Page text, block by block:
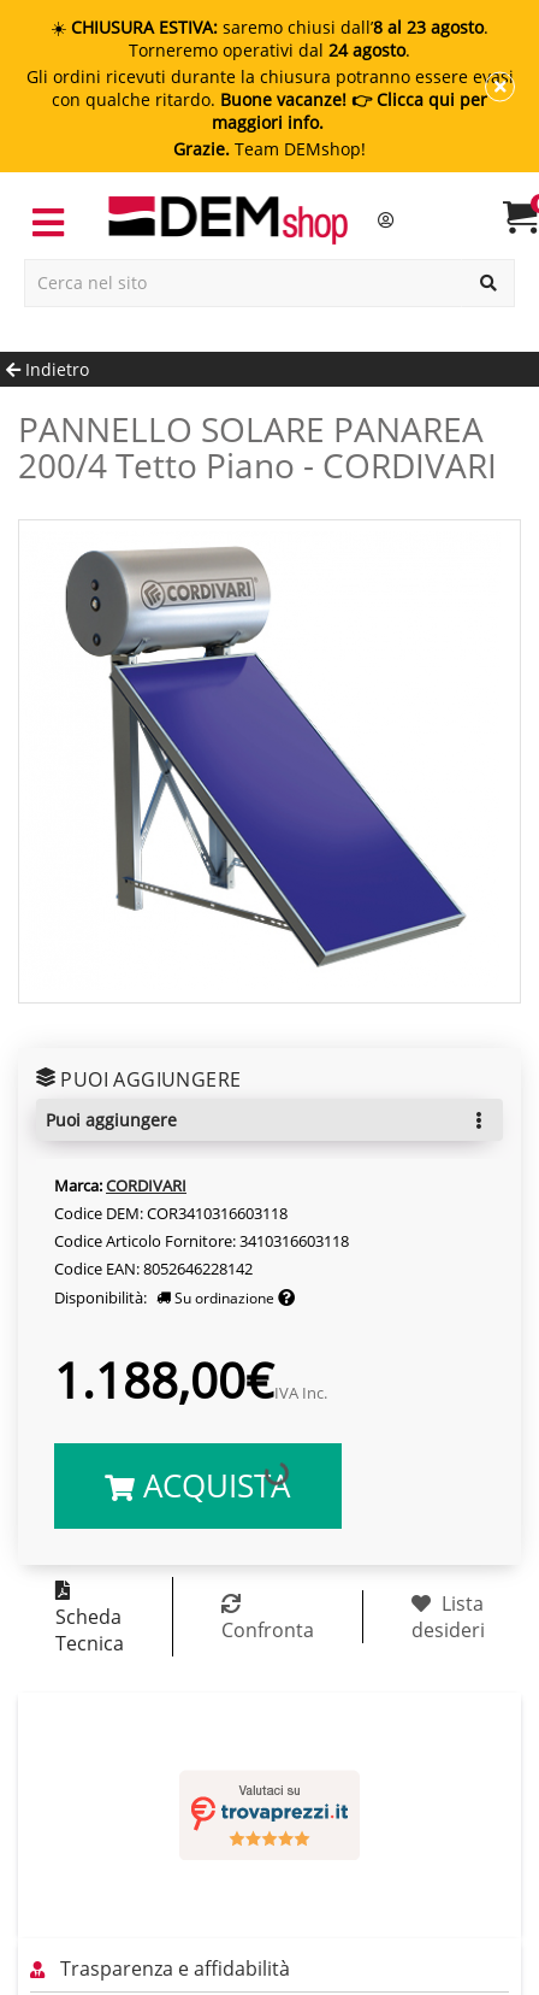
☀️ CHIUSURA ESTIVA: saremo chiusi dall’8 al 23 agosto.
Torneremo operativi dal 24 agosto.
Gli ordini ricevuti durante la chiusura potranno essere evasi
con qualche ritardo. Buone vacanze! 👉 Clicca qui per
maggiori info.
Grazie. Team DEMshop!
Indietro
PANNELLO SOLARE PANAREA
200/4 Tetto Piano - CORDIVARI
PUOI AGGIUNGERE
puoi aggiungere
Marca:CORDIVARI
Codice DEM: COR3410316603118
Codice Articolo Fornitore: 3410316603118
Codice EAN: 8052646228142
Disponibilità:
Su ordinazione
1.188,00€IVA Inc.
ACQUISTA
Scheda
Tecnica
Confronta
Lista
desideri
Trasparenza e affidabilità